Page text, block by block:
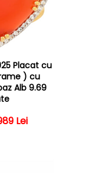
Placat cu
) cu
Alb 9.69
obișnuit
redus
Lei